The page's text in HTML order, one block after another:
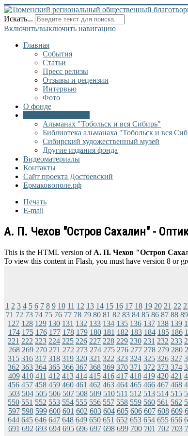
Искать...
Включить/выключить навигацию
Главная
События
Статьи
Пресс релизы
Отзывы и рецензии
Интервью
Фото
О фонде
Альманах "Тобольск и вся Сибирь"
Библиотека альманаха "Тобольск и вся
Сибирский художественный музей
Другие издания фонда
Видеоматериалы
Контакты
Сайт проекта Достоевский
Ермаковополе.рф
Печать
E-mail
А. П. Чехов "Остров Сахалин" -
This is the HTML version of А. П. Чехов "Остров
To view this content in Flash, you must have version 8 or
1 2 3 4 5 6 7 8 9 10 11 12 13 14 15 16 17 18 19 20 21 22
71 72 73 74 75 76 77 78 79 80 81 82 83 84 85 86 87 88 89
127 128 129 130 131 132 133 134 135 136 137 138 139
174 175 176 177 178 179 180 181 182 183 184 185 186
221 222 223 224 225 226 227 228 229 230 231 232 233
268 269 270 271 272 273 274 275 276 277 278 279 280
315 316 317 318 319 320 321 322 323 324 325 326 327
362 363 364 365 366 367 368 369 370 371 372 373 374
409 410 411 412 413 414 415 416 417 418 419 420 421
456 457 458 459 460 461 462 463 464 465 466 467 468
503 504 505 506 507 508 509 510 511 512 513 514 515
550 551 552 553 554 555 556 557 558 559 560 561 562
597 598 599 600 601 602 603 604 605 606 607 608 609
644 645 646 647 648 649 650 651 652 653 654 655 656
691 692 693 694 695 696 697 698 699 700 701 702 703